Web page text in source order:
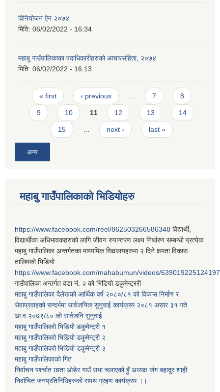
विनियोजन ऐन २०७४
मिति: 06/02/2022 - 16:34
महाबु गाउँपालिकाका पदाधिकारीहरुको आचारसंहिता, २०७४
मिति: 06/02/2022 - 16:13
Pages
« first ‹ previous 7 8
9 10 11 12 13 14
15 next › last »
अन्य
महाबु गाउँपालिकाको भिडियोहरु
https://www.facebook.com/reel/862503266586348 विद्यार्थी,
विद्यार्थीका अधिभावकहरुको लागि जीवन रुपान्तरण लक्ष्य निर्धारण सम्बन्धी प्रत्येक
महाबु गाउँपालिका अन्तर्गतका माध्यमिक विद्यालयहरुमा २ दिने क्षमता विकास
तालिमको भिडियो
https://www.facebook.com/mahabumun/videos/639019225124197
गाउँपालिका अन्तर्गत वडा नं. २ को भिडियो डकुमेन्ट्ररी
महाबु गाउँपालिका दैलेखको आर्थिक वर्ष २०८०/८१ को विकास निर्माण र
सेवाप्रवाहको सन्दर्भमा सार्वजनिक सुनुवाई कार्यक्रम २०८१ असार ३१ गते
आ.व.२०७९/८० को सार्वजनि सुनुवाई
महाबु गाउँपालिकाो भिडियो डकुमेन्ट्री १
महाबु गाउँपालिकाो भिडियो डकुमेन्ट्री २
महाबु गाउँपालिकाो भिडियो डकुमेन्ट्री ३
महाबु गाउँपालिकाको गित
निर्वाचन पर्श्चात छाता ओडेर गाउँ सभा चलाएको हुँ अध्यक्ष जंग बहादुर शाही
निर्वाचित जनप्रतिनिधिहरुको सपथ ग्रहण कार्यक्रम ।।